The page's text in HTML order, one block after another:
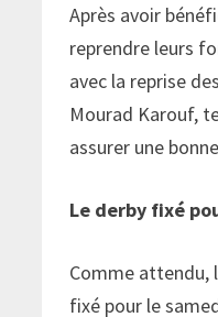
Après avoir
reprendre leurs
avec la reprise
Mourad Karouf,
assurer une
Le derby fixé
Comme attendu,
fixé pour le